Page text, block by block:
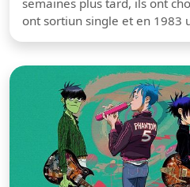
semaines plus tard, ils ont
ont sortiun single et en 1983